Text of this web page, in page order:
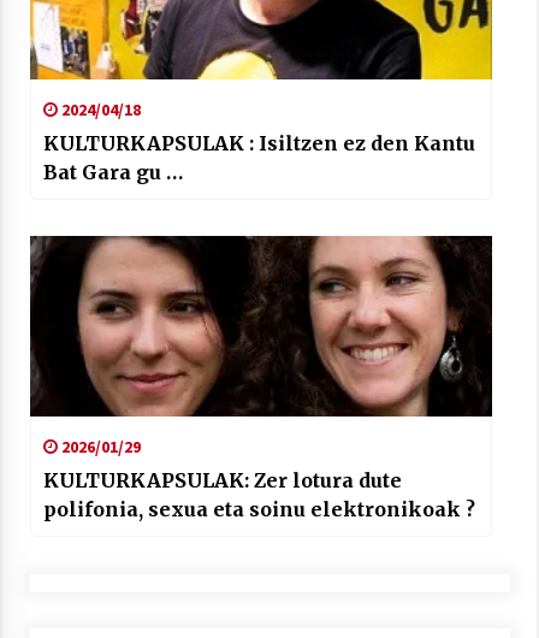
2024/04/18
KULTURKAPSULAK : Isiltzen ez den Kantu
Bat Gara gu …
2026/01/29
KULTURKAPSULAK: Zer lotura dute
polifonia, sexua eta soinu elektronikoak ?